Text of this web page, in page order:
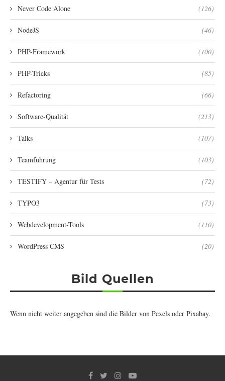
Never Code Alone (126)
NodeJS (46)
PHP-Framework (100)
PHP-Tricks (85)
Refactoring (66)
Software-Qualität (213)
Talks (107)
Teamführung (103)
TESTIFY – Agentur für Tests (72)
TYPO3 (73)
Webdevelopment-Tools (110)
WordPress CMS (20)
Bild Quellen
Wenn nicht weiter angegeben sind die Bilder von Pexels oder Pixabay.